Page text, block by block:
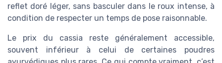
reflet doré léger, sans basculer dans le roux intense, à
condition de respecter un temps de pose raisonnable.
Le prix du cassia reste généralement accessible,
souvent inférieur à celui de certaines poudres